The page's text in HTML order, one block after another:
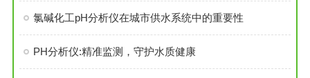
氯碱化工pH分析仪在城市供水系统中的重要性
PH分析仪:精准监测，守护水质健康